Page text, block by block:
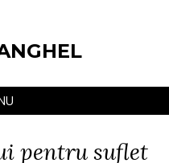
pentru suflet